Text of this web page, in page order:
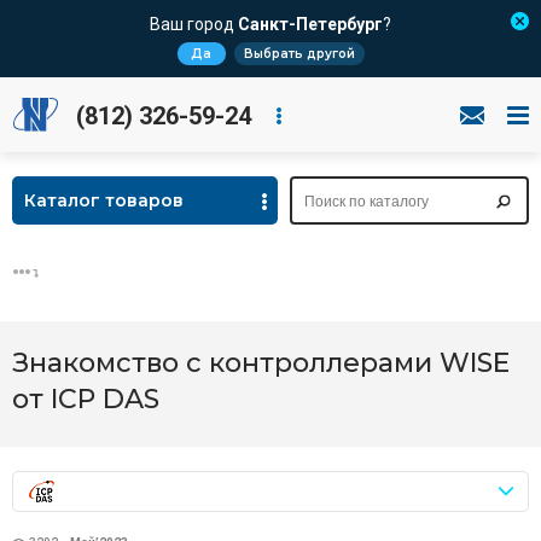
Ваш город Санкт-Петербург?
Да Выбрать другой
(812) 326-59-24
Каталог товаров
Знакомство с контроллерами WISE
от ICP DAS